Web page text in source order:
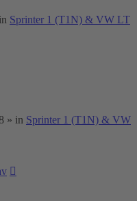
Sprinter 1 (T1N) & VW LT
» in Sprinter 1 (T1N) & VW